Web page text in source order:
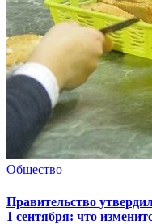
Общество
Правительство
1 сентября: что